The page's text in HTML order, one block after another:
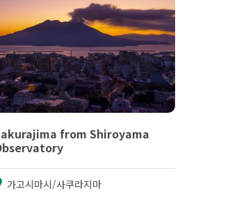
from Shiroyama
가고시마시/사쿠라지마